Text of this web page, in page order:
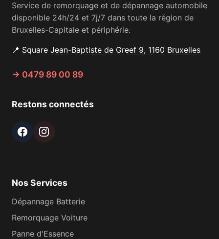
Service de remorquage et de dépannage automobile
disponible 24h/24 et 7j/7 dans toute la région de
Bruxelles-Capitale et périphérie.
📍 Square Jean-Baptiste de Greef 9, 1160 Bruxelles
→ 0479 89 00 89
Restons connectés
Nos Services
Dépannage Batterie
Remorquage Voiture
Panne d'Essence